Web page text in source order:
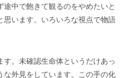
途中で飽きて観るのをやめたいと
思います。いろいろな視点で物語
す。未確認生命体というだけあっ
な外見をしています。この手の化